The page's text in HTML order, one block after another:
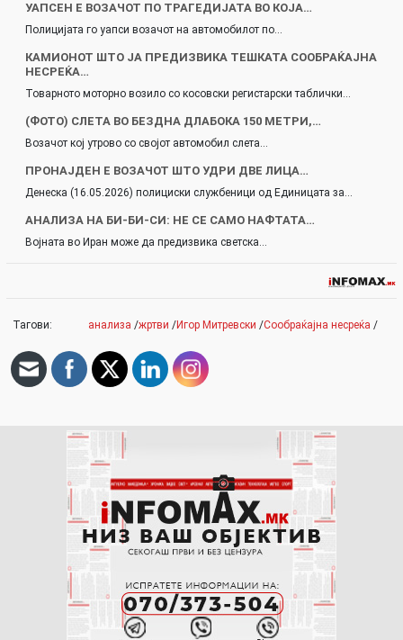
УАПСЕН E ВОЗАЧОТ ПО ТРАГЕДИЈАТА ВО КОЈА…
Полицијата го уапси возачот на автомобилот по…
КАМИОНОТ ШТО ЈА ПРЕДИЗВИКА ТЕШКАТА СООБРАЌАЈНА
НЕСРЕЌА…
Товарното моторно возило со косовски регистарски таблички…
(ФОТО) СЛЕТА ВО БЕЗДНА ДЛАБОКА 150 МЕТРИ,…
Возачот кој утрово со својот автомобил слета…
ПРОНАЈДЕН Е ВОЗАЧОТ ШТО УДРИ ДВЕ ЛИЦА…
Денеска (16.05.2026) полициски службеници од Единицата за…
АНАЛИЗА НА БИ-БИ-СИ: НЕ СЕ САМО НАФТАТА…
Војната во Иран може да предизвика светска…
Тагови: анализа /жртви /Игор Митревски /Сообраќајна несреќа /